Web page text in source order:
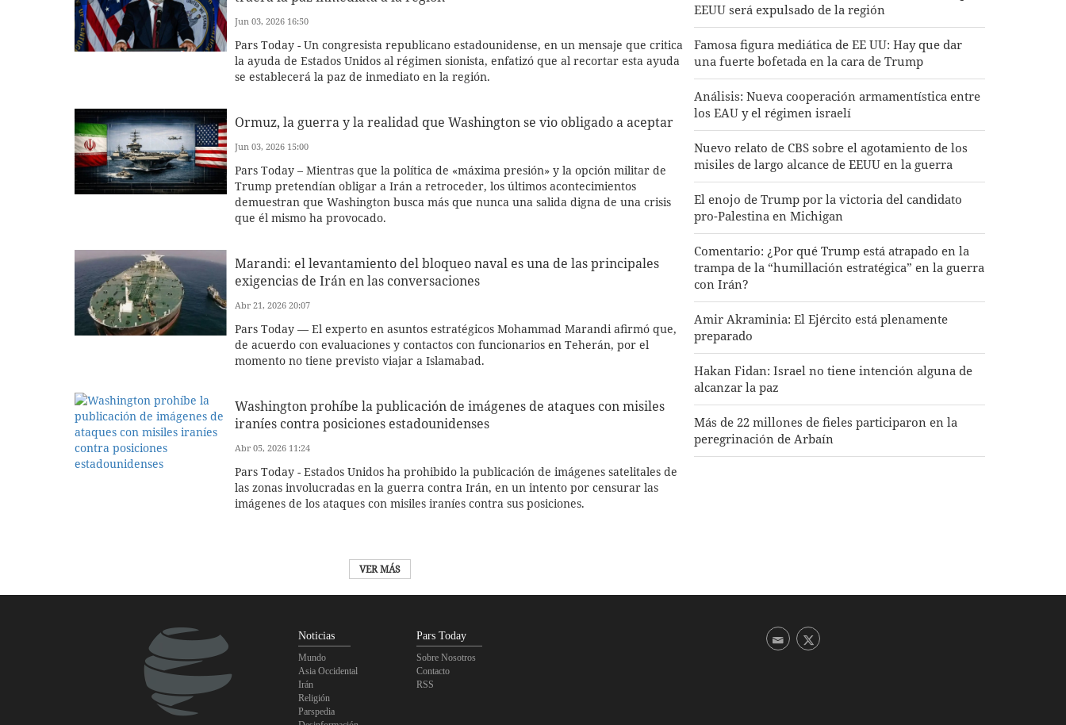
Jun 03, 2026 16:50
Pars Today - Un congresista republicano estadounidense, en un mensaje que critica
la ayuda de Estados Unidos al régimen sionista, enfatizó que al recortar esta ayuda
se establecerá la paz de inmediato en la región.
Ormuz, la guerra y la realidad que Washington se vio obligado a aceptar
Jun 03, 2026 15:00
Pars Today – Mientras que la política de «máxima presión» y la opción militar de
Trump pretendían obligar a Irán a retroceder, los últimos acontecimientos
demuestran que Washington busca más que nunca una salida digna de una crisis
que él mismo ha provocado.
Marandi: el levantamiento del bloqueo naval es una de las principales
exigencias de Irán en las conversaciones
Abr 21, 2026 20:07
Pars Today — El experto en asuntos estratégicos Mohammad Marandi afirmó que,
de acuerdo con evaluaciones y contactos con funcionarios en Teherán, por el
momento no tiene previsto viajar a Islamabad.
Washington prohíbe la publicación de imágenes de ataques con misiles
iraníes contra posiciones estadounidenses
Abr 05, 2026 11:24
Pars Today - Estados Unidos ha prohibido la publicación de imágenes satelitales de
las zonas involucradas en la guerra contra Irán, en un intento por censurar las
imágenes de los ataques con misiles iraníes contra sus posiciones.
VER MÁS
EEUU será expulsado de la región
Famosa figura mediática de EE UU: Hay que dar
una fuerte bofetada en la cara de Trump
Análisis: Nueva cooperación armamentística entre
los EAU y el régimen israelí
Nuevo relato de CBS sobre el agotamiento de los
misiles de largo alcance de EEUU en la guerra
El enojo de Trump por la victoria del candidato
pro-Palestina en Michigan
Comentario: ¿Por qué Trump está atrapado en la
trampa de la “humillación estratégica” en la guerra
con Irán?
Amir Akraminia: El Ejército está plenamente
preparado
Hakan Fidan: Israel no tiene intención alguna de
alcanzar la paz
Más de 22 millones de fieles participaron en la
peregrinación de Arbaín
Noticias
Mundo
Asia Occidental
Irán
Religión
Parspedia
Pars Today
Sobre Nosotros
Contacto
RSS